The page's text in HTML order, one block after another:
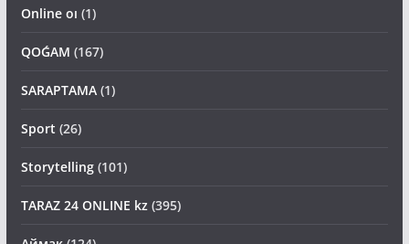
Online oı (1)
QOǴAM (167)
SARAPTAMA(1)
Sport (26)
Storytelling(101)
TARAZ 24 ONLINE kz(395)